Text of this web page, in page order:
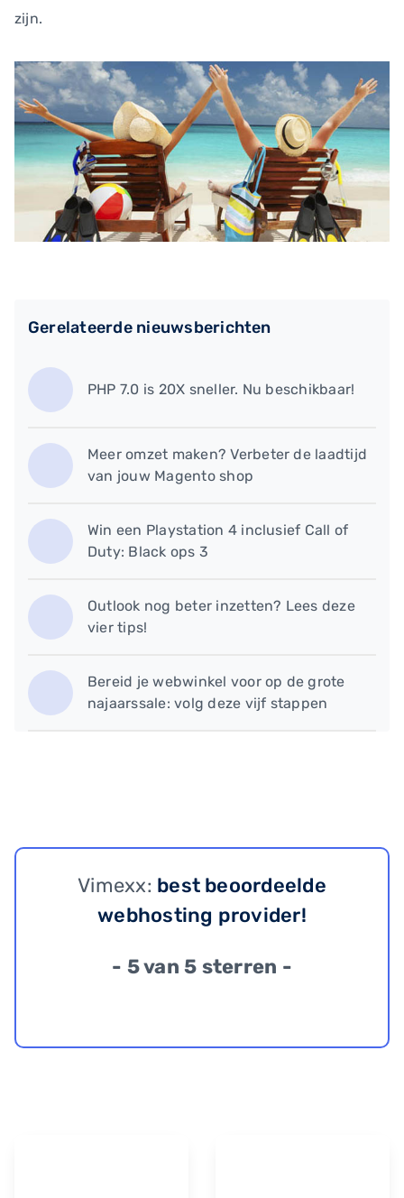
zijn.
Gerelateerde nieuwsberichten
PHP 7.0 is 20X sneller. Nu beschikbaar!
Meer omzet maken? Verbeter de laadtijd
van jouw Magento shop
Win een Playstation 4 inclusief Call of
Duty: Black ops 3
Outlook nog beter inzetten? Lees deze
vier tips!
Bereid je webwinkel voor op de grote
najaarssale: volg deze vijf stappen
Vimexx: best beoordeelde
webhosting provider!
- 5 van 5 sterren -